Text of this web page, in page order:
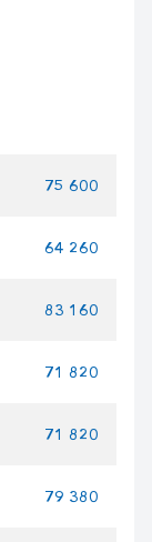
75 600
64 260
83 160
71 820
71 820
79 380